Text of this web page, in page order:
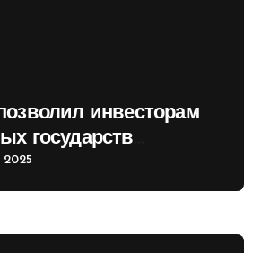
инвесторам
государств
2025